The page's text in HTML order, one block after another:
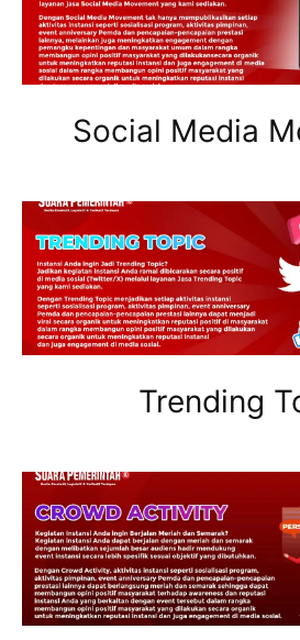
Social Media
Trending